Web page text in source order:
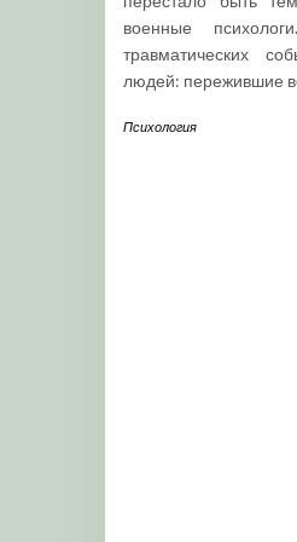
военные
травматических
людей: пережившие
Психология